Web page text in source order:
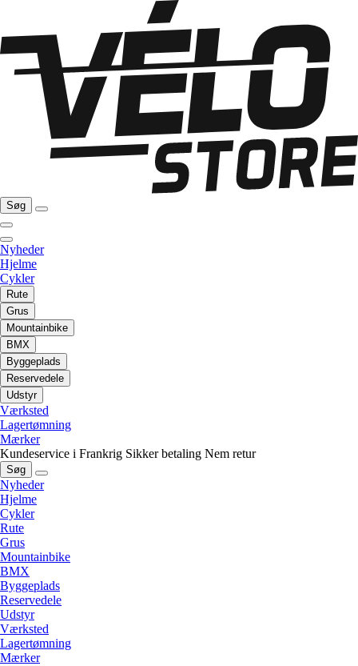
Søg
Nyheder
Hjelme
Cykler
Rute
Grus
Mountainbike
BMX
Byggeplads
Reservedele
Udstyr
Værksted
Lagertømning
Mærker
Kundeservice i Frankrig Sikker betaling Nem retur
Søg
Nyheder
Hjelme
Cykler
Rute
Grus
Mountainbike
BMX
Byggeplads
Reservedele
Udstyr
Værksted
Lagertømning
Mærker